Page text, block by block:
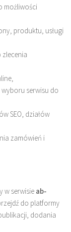
możliwości
produktu, usługi
serwisu do
SEO, działów
zamówień i
w serwisie ab-
do platformy
dodania